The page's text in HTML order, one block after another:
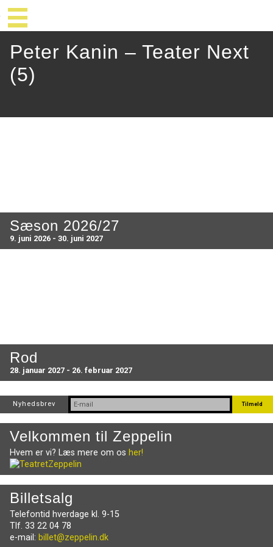
Peter Kanin – Teater Next
(5)
Sæson 2026/27
9. juni 2026 - 30. juni 2027
Rod
28. januar 2027 - 26. februar 2027
Nyhedsbrev
Velkommen til Zeppelin
Hvem er vi? Læs mere om os her!
Billetsalg
Telefontid hverdage kl. 9-15
Tlf. 33 22 04 78
e-mail: billet@zeppelin.dk